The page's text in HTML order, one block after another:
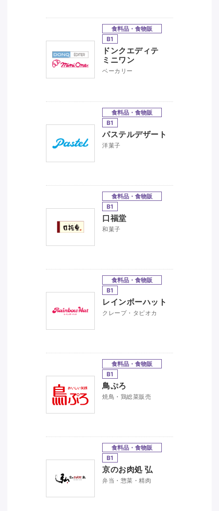
食料品・食物販
B1
ドンクエディテ
ミニワン
ベーカリー
食料品・食物販
B1
パステルデザート
洋菓子
食料品・食物販
B1
口福堂
和菓子
食料品・食物販
B1
レインボーハット
クレープ・タピオカ
食料品・食物販
B1
鳥ぷろ
焼鳥・鶏総菜販売
食料品・食物販
B1
京のお肉処 弘
弁当・惣菜・精肉